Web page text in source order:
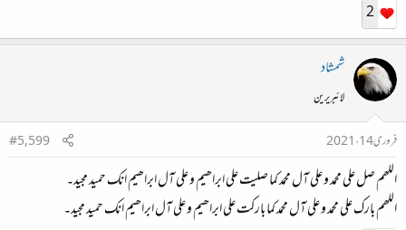
2
شمشاد
لائبریرین
فروری 14، 2021
#5,599
اللھم صل علی محمد و علی آل محمد کما صلیت علی ابراھیم و علی آل ابراھیم انك حمید مجید۔
اللھم بارك علی محمد و علی آل محمد کما بارکت علی ابراھیم و علی آل ابراھیم انك حمید مجید۔